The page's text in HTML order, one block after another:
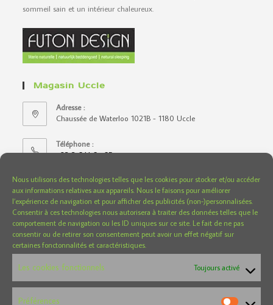
Nous utilisons des technologies telles que les cookies pour stocker et/ou accéder
aux informations relatives aux appareils. Nous le faisons pour améliorer
l’expérience de navigation et pour afficher des publicités (non-)personnalisées.
Consentir à ces technologies nous autorisera à traiter des données telles que le
comportement de navigation ou les ID uniques sur ce site. Le fait de ne pas
consentir ou de retirer son consentement peut avoir un effet négatif sur
certaines fonctonnalités et caractéristiques.
Les cookies fonctionnels Toujours activé
Préférences
sommeil sain et un intérieur chaleureux.
Magasin Uccle
Adresse :
Chaussée de Waterloo 1021B - 1180 Uccle
Téléphone :
+32 2 644 67 65
Horaire :
Du mardi au samedi de 10h30 à 18h30
E-mail :
futondesignbelgium@gmail.com
Adresse :
Chaussée de Louvain 150 boite 3 (parking du Delhaize) -
1300 Wavre